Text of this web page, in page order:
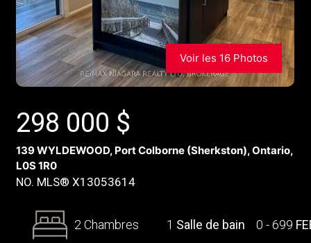
Voir les 16 Photos
298 000 $
139 WYLDEWOOD, Port Colborne (Sherkston), Ontario,
L0S 1R0
NO. MLS® X13053614
2 Chambres 1 Salle de bain 0 - 699